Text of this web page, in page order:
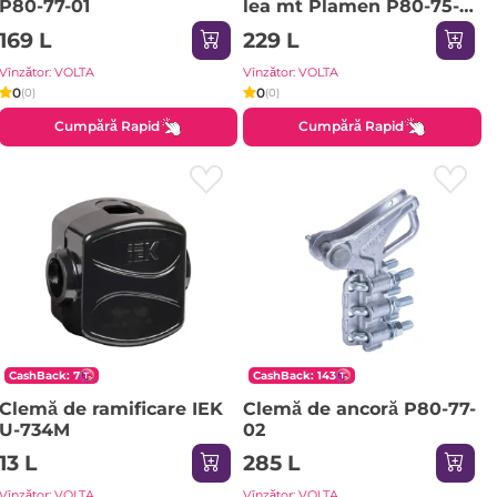
P80-77-01
169 L
Vînzător: VOLTA
0(0)
Cumpără Rapid
lea mt Plamen P80-75-
61
229 L
Vînzător: VOLTA
0(0)
Cumpără Rapid
CashBack: 7
Clemă de ramificare IEK
U-734M
13 L
CashBack: 143
Clemă de ancoră P80-77-
02
285 L